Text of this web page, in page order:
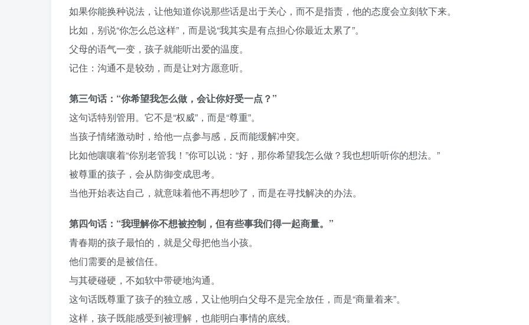
如果你能换种说法，让他知道你说那些话是出于关心，而不是指责，他的态度会立刻软下来。
比如，别说“你怎么总这样”，而是说“我其实是有点担心你最近太累了”。
父母的语气一变，孩子就能听出爱的温度。
记住：沟通不是较劲，而是让对方愿意听。
第三句话：“你希望我怎么做，会让你好受一点？”
这句话特别管用。它不是“权威”，而是“尊重”。
当孩子情绪激动时，给他一点参与感，反而能缓解冲突。
比如他嚷嚷着“你别老管我！”你可以说：“好，那你希望我怎么做？我也想听听你的想法。”
被尊重的孩子，会从防御变成思考。
当他开始表达自己，就意味着他不再想吵了，而是在寻找解决的办法。
第四句话：“我理解你不想被控制，但有些事我们得一起商量。”
青春期的孩子最怕的，就是父母把他当小孩。
他们需要的是被信任。
与其硬碰硬，不如软中带硬地沟通。
这句话既尊重了孩子的独立感，又让他明白父母不是完全放任，而是“商量着来”。
这样，孩子既能感受到被理解，也能明白事情的底线。